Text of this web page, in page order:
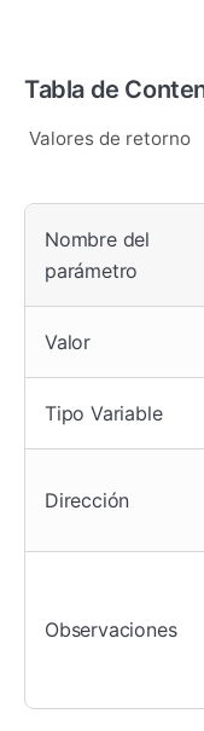
Tabla de
Valores de retorno
Nombre del
parámetro
Valor
Tipo Variable
Dirección
Observaciones